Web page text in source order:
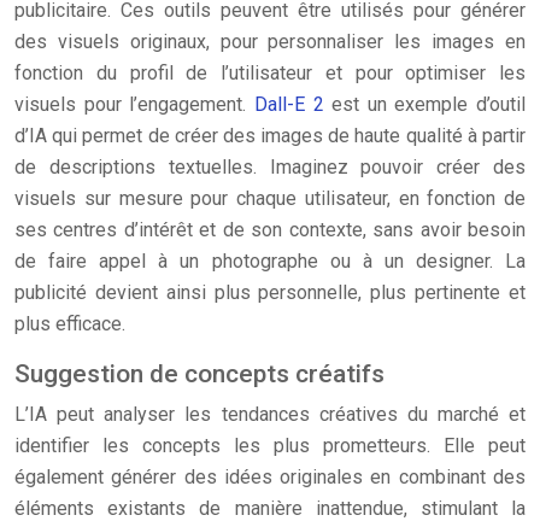
publicitaire. Ces outils peuvent être utilisés pour générer
des visuels originaux, pour personnaliser les images en
fonction du profil de l’utilisateur et pour optimiser les
visuels pour l’engagement. Dall-E 2est un exemple d’outil
d’IA qui permet de créer des images de haute qualité à partir
de descriptions textuelles. Imaginez pouvoir créer des
visuels sur mesure pour chaque utilisateur, en fonction de
ses centres d’intérêt et de son contexte, sans avoir besoin
de faire appel à un photographe ou à un designer. La
publicité devient ainsi plus personnelle, plus pertinente et
plus efficace.
Suggestion de concepts créatifs
L’IA peut analyser les tendances créatives du marché et
identifier les concepts les plus prometteurs. Elle peut
également générer des idées originales en combinant des
éléments existants de manière inattendue, stimulant la